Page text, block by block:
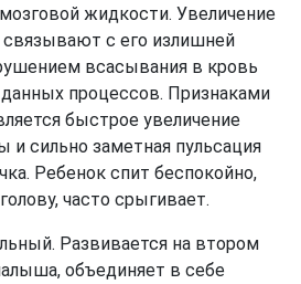
жидкости. Увеличение
с его излишней
всасывания в кровь
процессов. Признаками
быстрое увеличение
и сильно заметная пульсация
Ребенок спит беспокойно,
часто срыгивает.
Развивается на втором
объединяет в себе